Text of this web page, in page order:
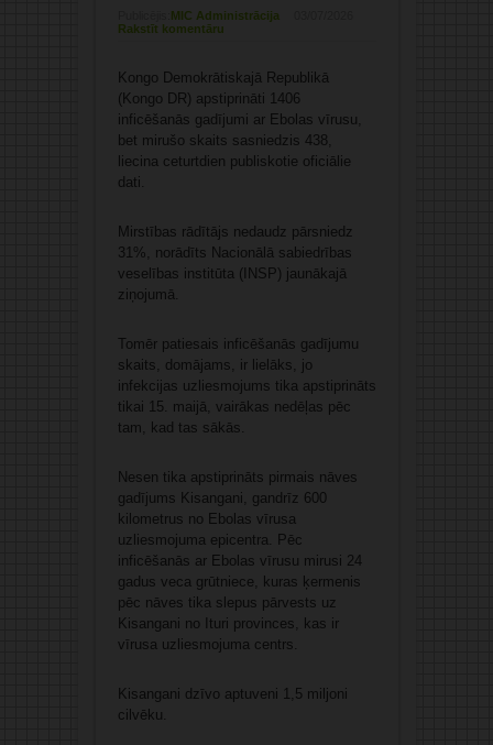
MIC Administrācija
Rakstīt komentāru
Kongo Demokrātiskajā Republikā
(Kongo DR) apstiprināti 1406
inficēšanās gadījumi ar Ebolas vīrusu,
bet mirušo skaits sasniedzis 438,
liecina ceturtdien publiskotie oficiālie
dati.
Mirstības rādītājs nedaudz pārsniedz
31%, norādīts Nacionālā sabiedrības
veselības institūta (INSP) jaunākajā
ziņojumā.
Tomēr patiesais inficēšanās gadījumu
skaits, domājams, ir lielāks, jo
infekcijas uzliesmojums tika apstiprināts
tikai 15. maijā, vairākas nedēļas pēc
tam, kad tas sākās.
Nesen tika apstiprināts pirmais nāves
gadījums Kisangani, gandrīz 600
kilometrus no Ebolas vīrusa
uzliesmojuma epicentra. Pēc
inficēšanās ar Ebolas vīrusu mirusi 24
gadus veca grūtniece, kuras ķermenis
pēc nāves tika slepus pārvests uz
Kisangani no Ituri provinces, kas ir
vīrusa uzliesmojuma centrs.
Kisangani dzīvo aptuveni 1,5 miljoni
cilvēku.